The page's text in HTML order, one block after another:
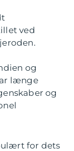
ved
og
længe
og
for dets